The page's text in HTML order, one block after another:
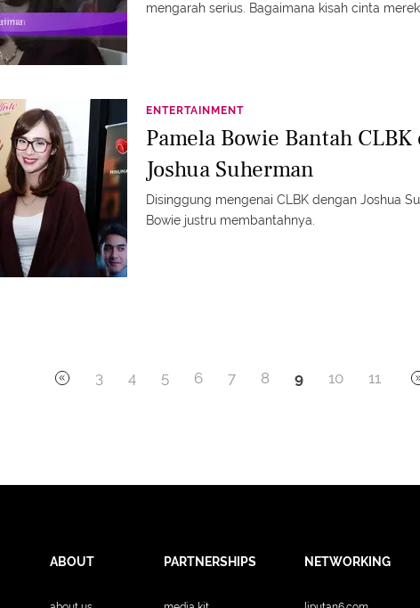
mengarah serius. Bagaimana kisah cinta
ENTERTAINMENT
Pamela Bowie Bantah
Joshua Suherman
Disinggung mengenai CLBK dengan Joshua
Bowie justru membantahnya.
3 4 5 6 7 8 9 10 11
ABOUT PARTNERSHIPS NETWORKING